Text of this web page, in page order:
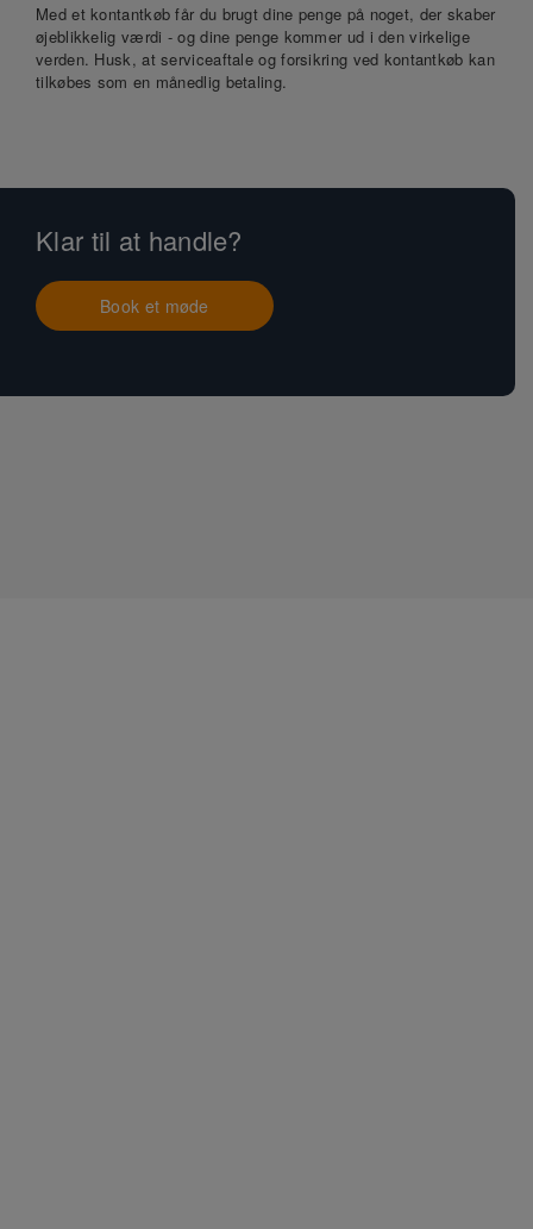
Med et kontantkøb får du brugt dine penge på noget, der skaber
øjeblikkelig værdi - og dine penge kommer ud i den virkelige
verden. Husk, at serviceaftale og forsikring ved kontantkøb kan
tilkøbes som en månedlig betaling.
Klar til at handle?
Book et møde